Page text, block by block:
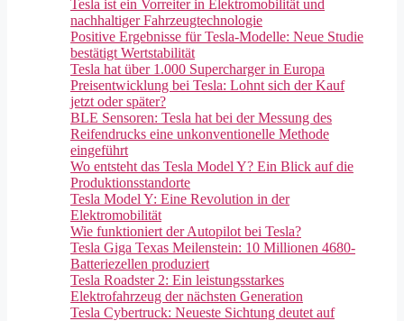
Tesla ist ein Vorreiter in Elektromobilität und
nachhaltiger Fahrzeugtechnologie
Positive Ergebnisse für Tesla-Modelle: Neue Studie
bestätigt Wertstabilität
Tesla hat über 1.000 Supercharger in Europa
Preisentwicklung bei Tesla: Lohnt sich der Kauf
jetzt oder später?
BLE Sensoren: Tesla hat bei der Messung des
Reifendrucks eine unkonventionelle Methode
eingeführt
Wo entsteht das Tesla Model Y? Ein Blick auf die
Produktionsstandorte
Tesla Model Y: Eine Revolution in der
Elektromobilität
Wie funktioniert der Autopilot bei Tesla?
Tesla Giga Texas Meilenstein: 10 Millionen 4680-
Batteriezellen produziert
Tesla Roadster 2: Ein leistungsstarkes
Elektrofahrzeug der nächsten Generation
Tesla Cybertruck: Neueste Sichtung deutet auf